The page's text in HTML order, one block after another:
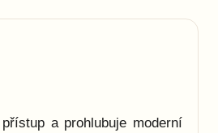
a prohlubuje moderní